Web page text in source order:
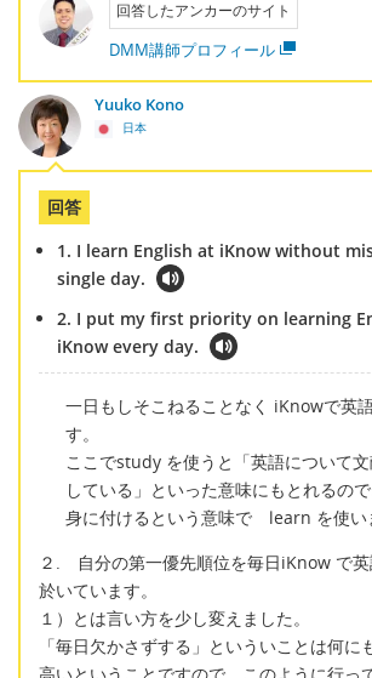
回答したアンカーのサイト
DMM講師プロフィール
Yuuko Kono
日本
回答
1. I learn English at iKnow without
single day.
2. I put my first priority on learning
iKnow every day.
一日もしそこねることなく iKnowで英
す。
ここでstudy を使うと「英語について
している」といった意味にもとれるの
身に付けるという意味で learn を使い
２. 自分の第一優先順位を毎日iKnow で英
於いています。
１）とは言い方を少し変えました。
「毎日欠かさずする」といういことは何に